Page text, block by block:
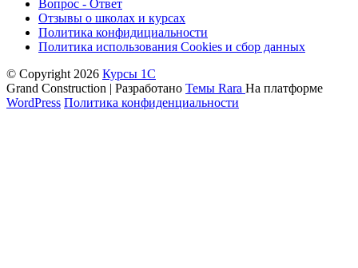
Вопрос - Ответ
Отзывы о школах и курсах
Политика конфидициальности
Политика использования Cookies и сбор данных
© Copyright 2026 Курсы 1С
Grand Construction | Разработано Темы Rara На платформе
WordPress Политика конфиденциальности